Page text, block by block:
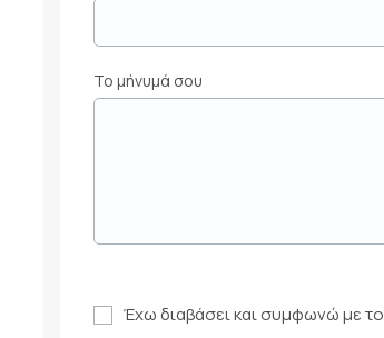
Το μήνυμά σου
Έχω διαβάσει και συμφωνώ με